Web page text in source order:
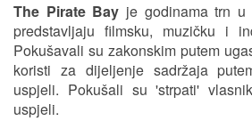
The Pirate Bay je godinama trn u
predstavljaju filmsku, muzičku i
Pokušavali su zakonskim putem
koristi za dijeljenje sadržaja
uspjeli. Pokušali su 'strpati'
uspjeli.